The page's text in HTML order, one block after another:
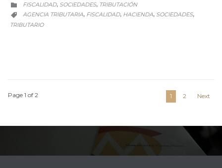
 CATEGORY
FISCALIDAD, SOCIEDADES, TRIBUTACIÓN
 CATEGORY
AGENCIA TRIBUTARIA, FISCALIDAD, HACIENDA, SOCIEDADES,
TRIBUTARIO
Page 1 of 2 1 2 Next